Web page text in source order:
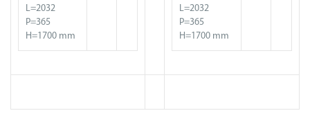
L=2032
P=365
H=1700 mm
L=2032
P=365
H=1700 mm